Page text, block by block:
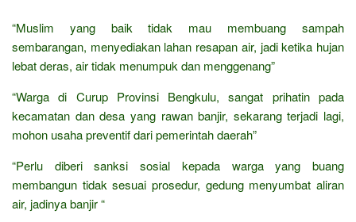
“Muslim yang baik tidak mau membuang sampah
sembarangan, menyediakan lahan resapan air, jadi ketika hujan
lebat deras, air tidak menumpuk dan menggenang”
“Warga di Curup Provinsi Bengkulu, sangat prihatin pada
kecamatan dan desa yang rawan banjir, sekarang terjadi lagi,
mohon usaha preventif dari pemerintah daerah”
“Perlu diberi sanksi sosial kepada warga yang buang
membangun tidak sesuai prosedur, gedung menyumbat aliran
air, jadinya banjir “